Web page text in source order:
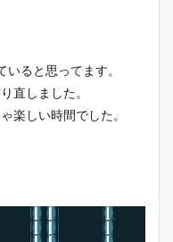
ると思ってます。
直しました。
楽しい時間でした。